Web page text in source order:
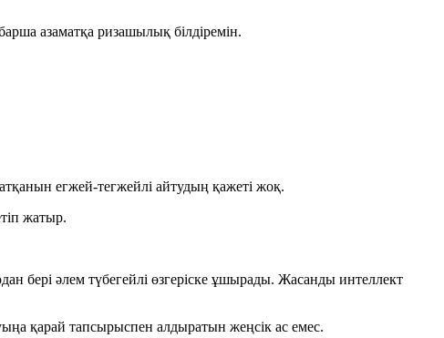
азаматқа ризашылық білдіремін.
егжей-тегжейлі айтудың қажеті жоқ.
жатыр.
бері әлем түбегейлі өзгеріске ұшырады. Жасанды интеллект
қарай тапсырыспен алдыратын жеңсік ас емес.